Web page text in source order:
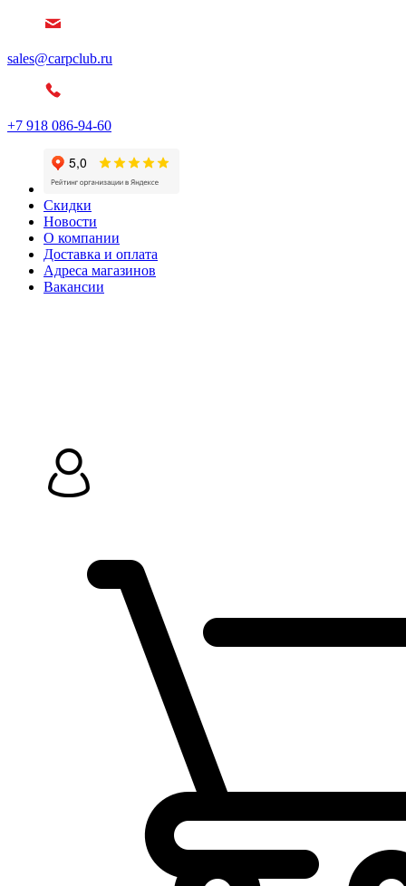
sales@carpclub.ru
+7 918 086-94-60
Скидки
Новости
О компании
Доставка и оплата
Адреса магазинов
Вакансии